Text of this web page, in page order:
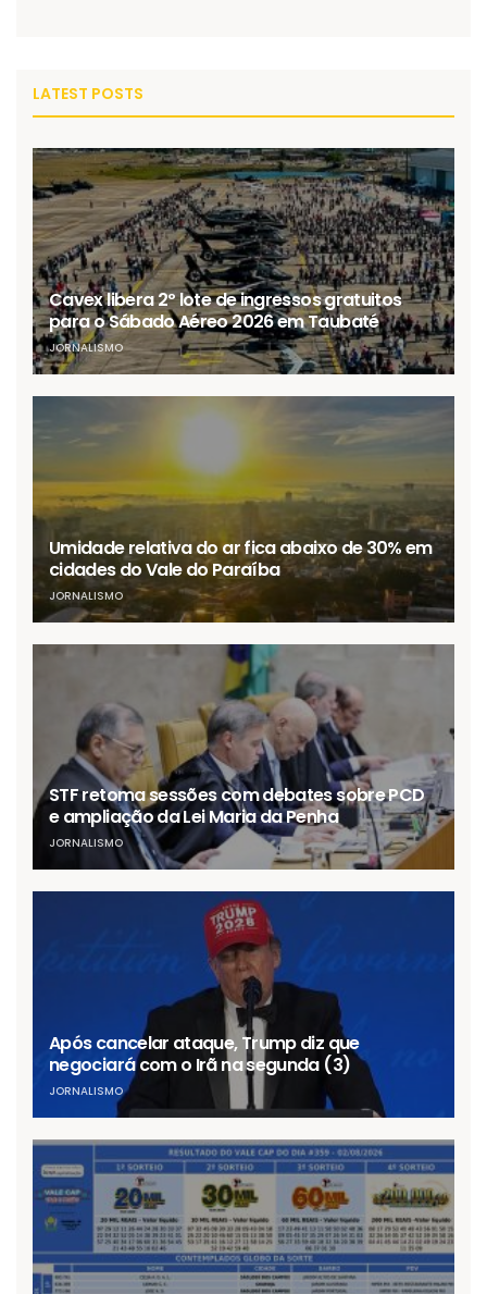
LATEST POSTS
Cavex libera 2º lote de ingressos gratuitos
para o Sábado Aéreo 2026 em Taubaté
JORNALISMO
Umidade relativa do ar fica abaixo de 30% em
cidades do Vale do Paraíba
JORNALISMO
STF retoma sessões com debates sobre PCD
e ampliação da Lei Maria da Penha
JORNALISMO
Após cancelar ataque, Trump diz que
negociará com o Irã na segunda (3)
JORNALISMO